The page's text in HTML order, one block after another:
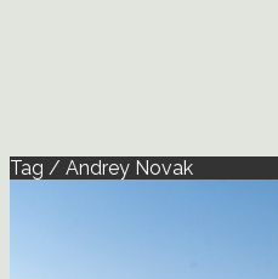
Tag / Andrey Novak